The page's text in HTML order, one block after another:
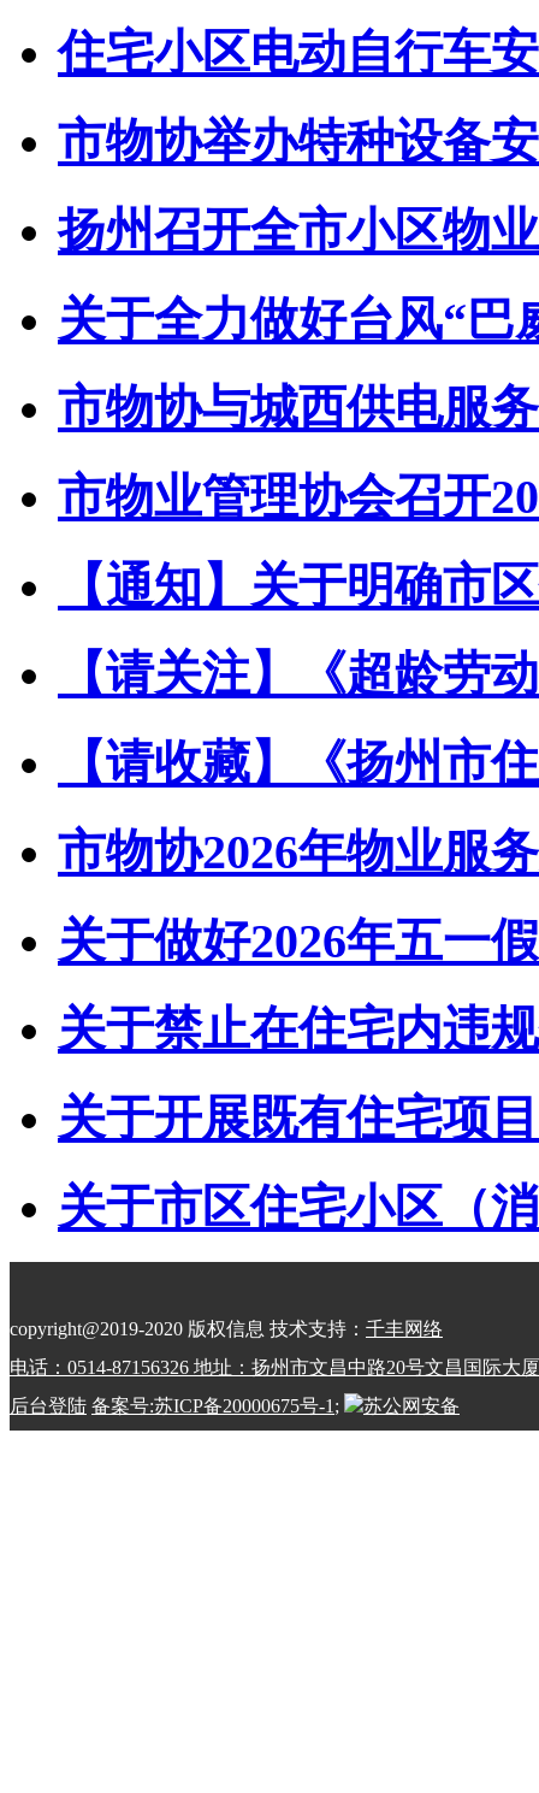
住宅小区电动自行车
市物协举办特种设备
扬州召开全市小区物
关于全力做好台风“巴
市物协与城西供电服
市物业管理协会召开
【通知】关于明确市
【请关注】《超龄劳
【请收藏】《扬州市
市物协2026年物业服
关于做好2026年五一
关于禁止在住宅内违
关于开展既有住宅项
关于市区住宅小区（
copyright@2019-2020 版权信息 技术支持： 千丰网络
电话：0514-87156326 地址：扬州市文昌中路20号文昌国际大厦
后台登陆 备案号:苏ICP备20000675号-1;
苏公网安备